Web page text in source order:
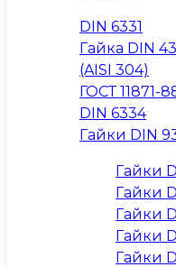
DIN 6331
Гайка DIN
(AISI 304)
ГОСТ 11871-
DIN 6334
Гайки DIN
Гайки
Гайки
Гайки
Гайки
Гайки